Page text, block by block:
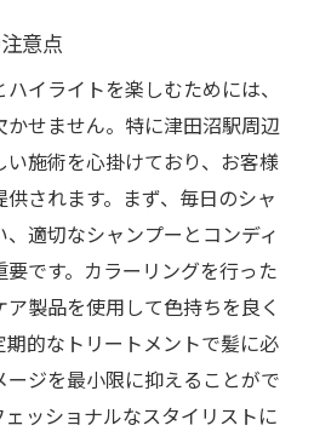
意点
イライトを楽しむためには、
せません。特に津田沼駅周辺
施術を心掛けており、お客様
されます。まず、毎日のシャ
適切なシャンプーとコンディ
です。カラーリングを行った
製品を使用して色持ちを良く
期的なトリートメントで髪に必
ジを最小限に抑えることがで
ッショナルなスタイリストに